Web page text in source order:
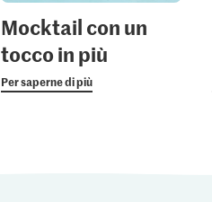
Mocktail con un
tocco in più
Per saperne di più